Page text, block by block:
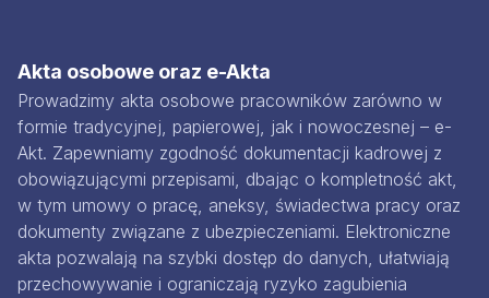
Akta osobowe oraz e-Akta
Prowadzimy akta osobowe pracowników zarówno w
formie tradycyjnej, papierowej, jak i nowoczesnej – e-
Akt. Zapewniamy zgodność dokumentacji kadrowej z
obowiązującymi przepisami, dbając o kompletność akt,
w tym umowy o pracę, aneksy, świadectwa pracy oraz
dokumenty związane z ubezpieczeniami. Elektroniczne
akta pozwalają na szybki dostęp do danych, ułatwiają
przechowywanie i ograniczają ryzyko zagubienia